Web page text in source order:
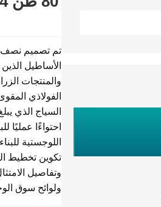
الأساطيل
والمنتجات
الفولاذي
احتواءًا عمليًا
اللوجستية
تكوين تخطيط
وتفاصيل
ولوائح سوق